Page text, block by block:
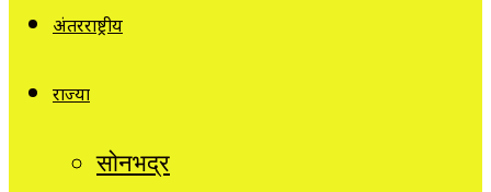
अंतरराष्ट्रीय
राज्यों
सोनभद्र